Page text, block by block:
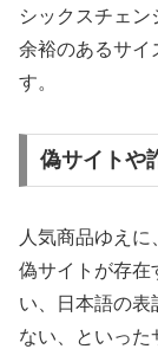
シックスチェ
余裕のあるサイ
す。
偽サイトや
人気商品ゆえ
偽サイトが存在
い、日本語の表
ない、といった